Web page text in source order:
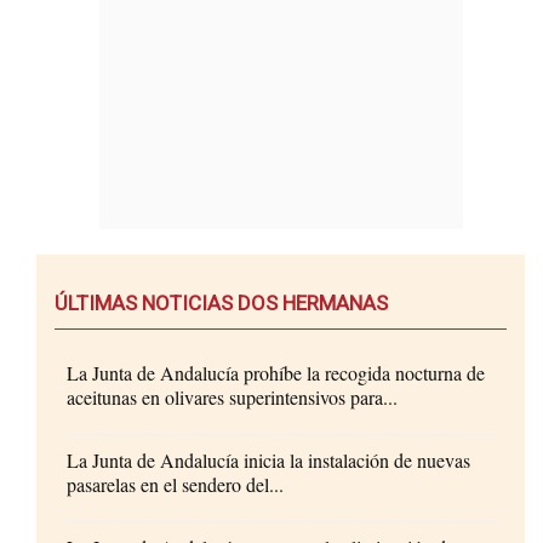
ÚLTIMAS NOTICIAS DOS HERMANAS
La Junta de Andalucía prohíbe la recogida nocturna de
aceitunas en olivares superintensivos para...
La Junta de Andalucía inicia la instalación de nuevas
pasarelas en el sendero del...